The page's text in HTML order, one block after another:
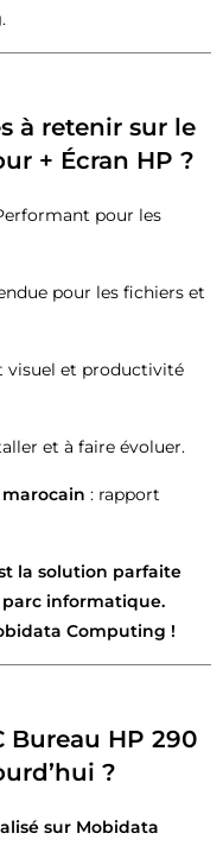
.
à retenir sur le
+ Écran HP ?
pour les
pour les fichiers et
visuel et productivité
et à faire évoluer.
: rapport
la solution parfaite
informatique.
Computing !
HP 290
?
sur Mobidata